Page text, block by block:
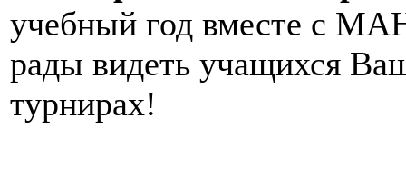
учебный год вместе с
рады видеть учащихся
турнирах!